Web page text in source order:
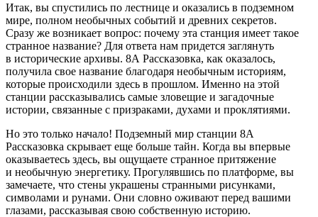
Итак, вы спустились по лестнице и оказались в подземном
мире, полном необычных событий и древних секретов.
Сразу же возникает вопрос: почему эта станция имеет такое
странное название? Для ответа нам придется заглянуть
в исторические архивы. 8А Рассказовка, как оказалось,
получила свое название благодаря необычным историям,
которые происходили здесь в прошлом. Именно на этой
станции рассказывались самые зловещие и загадочные
истории, связанные с призраками, духами и проклятиями.
Но это только начало! Подземный мир станции 8А
Рассказовка скрывает еще больше тайн. Когда вы впервые
оказываетесь здесь, вы ощущаете странное притяжение
и необычную энергетику. Прогулявшись по платформе, вы
замечаете, что стены украшены странными рисунками,
символами и рунами. Они словно оживают перед вашими
глазами, рассказывая свою собственную историю.